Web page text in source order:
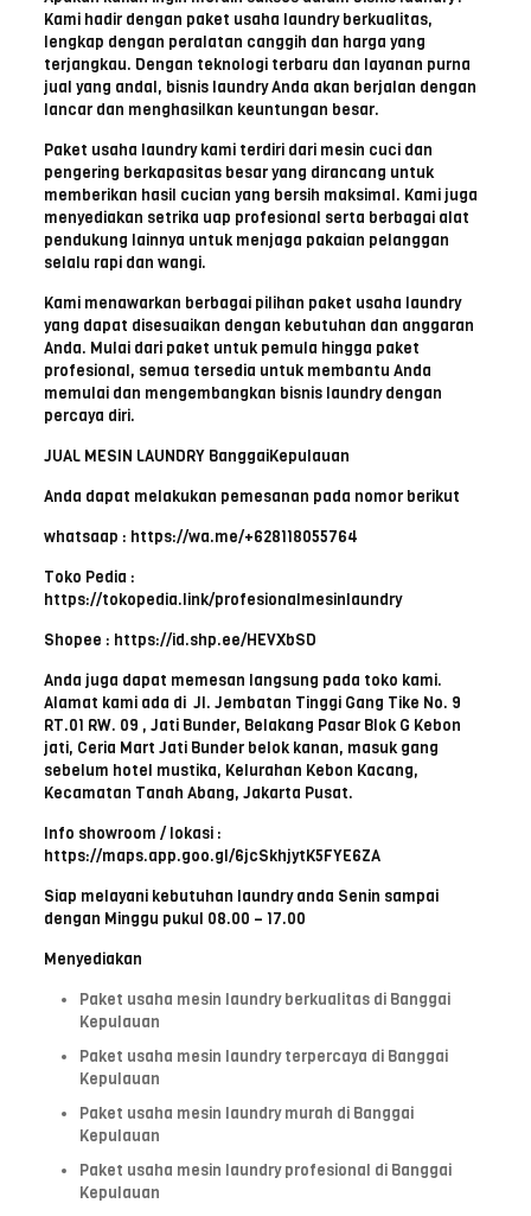
Kami hadir dengan paket usaha laundry berkualitas,
lengkap dengan peralatan canggih dan harga yang
terjangkau. Dengan teknologi terbaru dan layanan purna
jual yang andal, bisnis laundry Anda akan berjalan dengan
lancar dan menghasilkan keuntungan besar.
Paket usaha laundry kami terdiri dari mesin cuci dan
pengering berkapasitas besar yang dirancang untuk
memberikan hasil cucian yang bersih maksimal. Kami juga
menyediakan setrika uap profesional serta berbagai alat
pendukung lainnya untuk menjaga pakaian pelanggan
selalu rapi dan wangi.
Kami menawarkan berbagai pilihan paket usaha laundry
yang dapat disesuaikan dengan kebutuhan dan anggaran
Anda. Mulai dari paket untuk pemula hingga paket
profesional, semua tersedia untuk membantu Anda
memulai dan mengembangkan bisnis laundry dengan
percaya diri.
JUAL MESIN LAUNDRY BanggaiKepulauan
Anda dapat melakukan pemesanan pada nomor berikut
whatsaap : https://wa.me/+628118055764
Toko Pedia :
https://tokopedia.link/profesionalmesinlaundry
Shopee : https://id.shp.ee/HEVXbSD
Anda juga dapat memesan langsung pada toko kami.
Alamat kami ada di Jl. Jembatan Tinggi Gang Tike No. 9
RT.01 RW. 09 , Jati Bunder, Belakang Pasar Blok G Kebon
jati, Ceria Mart Jati Bunder belok kanan, masuk gang
sebelum hotel mustika, Kelurahan Kebon Kacang,
Kecamatan Tanah Abang, Jakarta Pusat.
Info showroom / lokasi :
https://maps.app.goo.gl/6jcSkhjytK5FYE6ZA
Siap melayani kebutuhan laundry anda Senin sampai
dengan Minggu pukul 08.00 – 17.00
Menyediakan
Paket usaha mesin laundry berkualitas di Banggai
Kepulauan
Paket usaha mesin laundry terpercaya di Banggai
Kepulauan
Paket usaha mesin laundry murah di Banggai
Kepulauan
Paket usaha mesin laundry profesional di Banggai
Kepulauan